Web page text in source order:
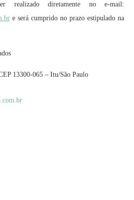
realizado diretamente no e-mail:
e será cumprido no prazo estipulado na
13300-065 – Itu/São Paulo